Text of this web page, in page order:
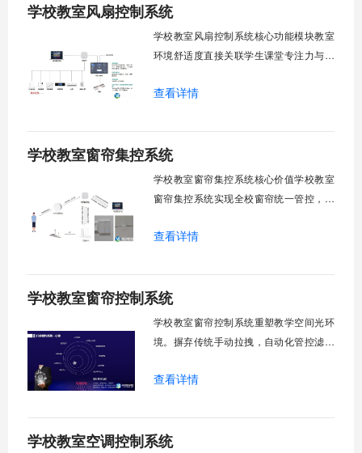
环境自适应调节。能耗监测统计。故障预
学校教室风扇控制系统
学校教室风扇控制系统核心功能模块教室
环境舒适度直接关联学生课堂专注力与学
领域，打造教室风扇控制系统，实现温度
分组联动、安全防护六大模块一体化运
行，为学校提供精细化风扇管理方案。
查看详情
学校教室窗帘集控系统
学校教室窗帘集控系统核心价值学校教室
窗帘集控系统实现全校窗帘统一管控，提
能化改造后，一键完成全校窗帘开合，节
生视力健康，营造舒适教学环境。节能减
排效果显著，延长窗帘使用寿命，降低学
查看详情
学校教室窗帘控制系统
学校教室窗帘控制系统重塑教学空间光环
境。摒弃传统手动拉拽，自动化管控滤除
足，节能降耗。精准适配多媒体教学、考
能智慧校园生态升级。智能光感调节1. 动
态光照追踪实时捕捉室外照度参数。光照
查看详情
学校教室空调控制系统